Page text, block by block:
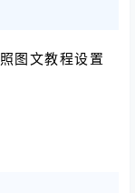
图文教程设置